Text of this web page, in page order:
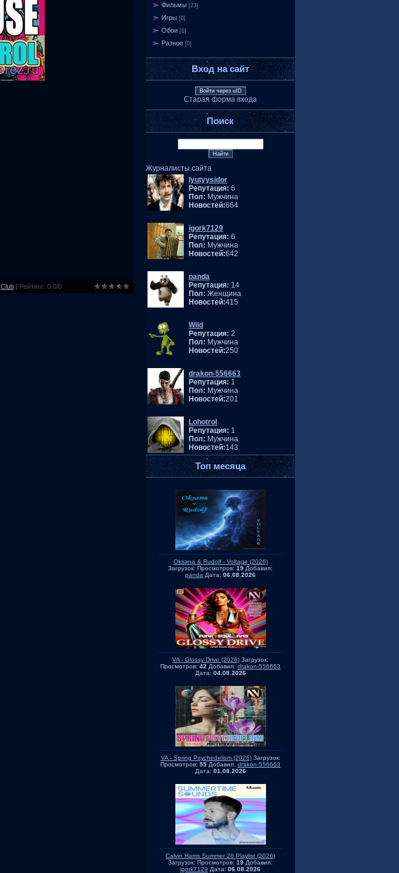
Club | Рейтинг: 0.0/0
Фильмы [23]
Игры [0]
Обои [6]
Разное [0]
Вход на сайт
Войти через uID
Старая форма входа
Поиск
Журналисты сайта
lyutyysidor
Репутация: 6
Пол: Мужчина
Новостей:664
igork7129
Репутация: 6
Пол: Мужчина
Новостей:642
panda
Репутация: 14
Пол: Женщина
Новостей:415
Wild
Репутация: 2
Пол: Мужчина
Новостей:250
drakon-556663
Репутация: 1
Пол: Мужчина
Новостей:201
Lohotrol
Репутация: 1
Пол: Мужчина
Новостей:143
Топ месяца
Oksana & Rudolf - Voltage (2026)
Загрузок: Просмотров: 19 Добавил:
panda Дата: 06.08.2026
VA - Glossy Drive (2026) Загрузок:
Просмотров: 42 Добавил: drakon-556663
Дата: 04.08.2026
VA - Spring Psychedelism (2026)Загрузок:
Просмотров: 55 Добавил: drakon-556663
Дата: 01.08.2026
Calvin Harris Summer 26 Playlist (2026)
Загрузок: Просмотров: 19 Добавил:
igork7129 Дата: 06.08.2026